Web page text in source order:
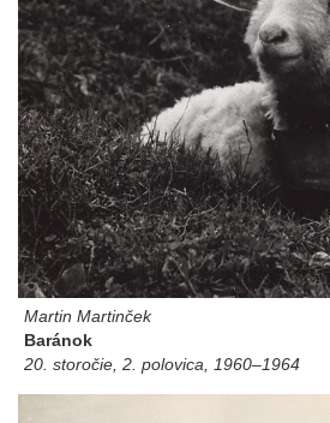
Martin Martinček
Baránok
20. storočie, 2. polovica, 1960–1964